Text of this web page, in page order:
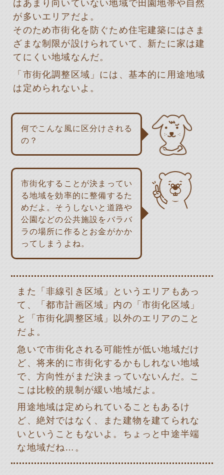
はあまり向いていない地域で田園地帯や自然
が多いエリアだよ。
そのため市街化を防ぐため住宅建築にはさま
ざまな制限が設けられていて、新たに家は建
てにくい地域なんだ。
「市街化調整区域」には、基本的に用途地域
は定められないよ。
何でこんな風に区分けされる
の？
市街化することが決まってい
る地域を効率的に整備するた
めだよ。そうしないと道路や
公園などの公共施設をバラバ
ラの場所に作るとお金がかか
ってしまうよね。
また「非線引き区域」というエリアもあっ
て、「都市計画区域」内の「市街化区域」
と「市街化調整区域」以外のエリアのこと
だよ。
急いで市街化される可能性が低い地域だけ
ど、将来的に市街化するかもしれない地域
で、方向性がまだ決まっていないんだ。こ
こは比較的規制が緩い地域だよ。
用途地域は定められていることもあるけ
ど、絶対ではなく、また建物を建てられな
いということもないよ。ちょっと中途半端
な地域だね…。